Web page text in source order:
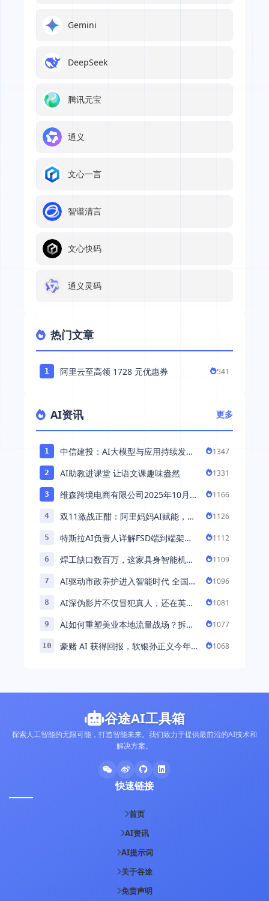
Gemini
DeepSeek
腾讯元宝
通义
文心一言
智谱清言
文心快码
通义灵码
热门文章
1 阿里云至高领 1728 元优惠券 541
AI资讯 更多
1
中信建投：AI大模型与应用持续发展
1347
2 AI助教进课堂 让语文课趣味盎然 1331
3
维森跨境电商有限公司2025年10月落
1166
4
双11激战正酣：阿里妈妈AI赋能，助
1126
5
特斯拉AI负责人详解FSD端到端架
能 ...
1112
6
焊工缺口数百万，这家具身智能机器
1109
7
AI驱动市政养护进入智能时代 全国首
1096
8
AI深伪影片不仅冒犯真人，还在英国
1081
9
AI如何重塑美业本地流量战场？拆
1077
10
豪赌 AI 获得回报，软银孙正义今年财
1068
谷途AI工具箱
探索人工智能的无限可能，打造智能未来。我们致力于提供最前沿的AI技术和
解决方案。
快速链接
首页
AI资讯
AI提示词
关于谷途
免责声明